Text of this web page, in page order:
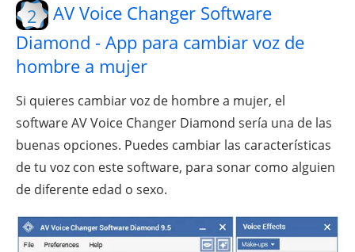
2
AV Voice Changer Software
Diamond - App para cambiar voz de
hombre a mujer
Si quieres cambiar voz de hombre a mujer, el
software AV Voice Changer Diamond sería una de las
buenas opciones. Puedes cambiar las características
de tu voz con este software, para sonar como alguien
de diferente edad o sexo.